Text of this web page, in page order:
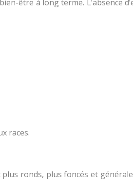
être à long terme. L’absence
races.
ronds, plus foncés et